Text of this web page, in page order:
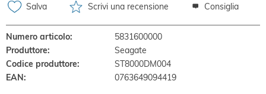
Salva Scrivi una recensione Consiglia
Numero articolo:
5831600000
Produttore:
Seagate
Codice produttore:
ST8000DM004
EAN:
0763649094419